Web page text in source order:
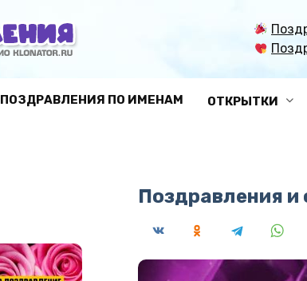
ПОЗДРАВЛЕНИЯ ПО ИМЕНАМ ОТКРЫТКИ
Поздравления и